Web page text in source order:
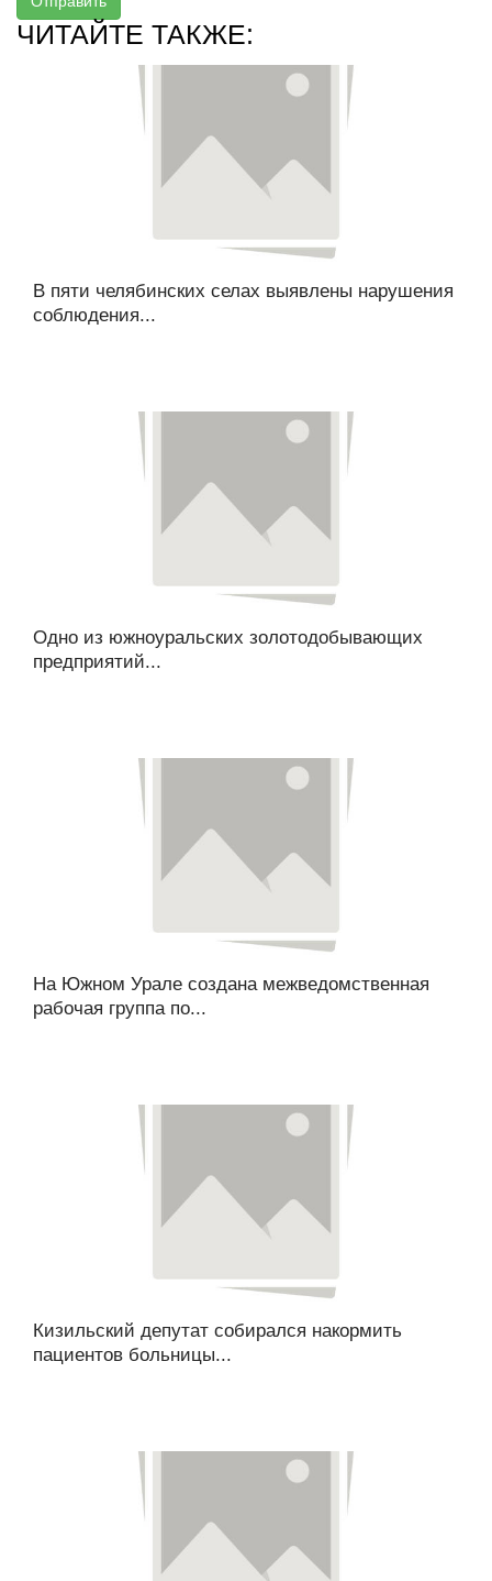
ЧИТАЙТЕ ТАКЖЕ:
В пяти челябинских селах выявлены нарушения
соблюдения...
Одно из южноуральских золотодобывающих
предприятий...
На Южном Урале создана межведомственная
рабочая группа по...
Кизильский депутат собирался накормить
пациентов больницы...